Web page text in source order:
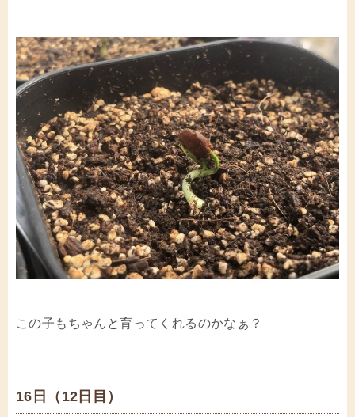
この子もちゃんと育ってくれるのかなぁ？
16日（12日目）